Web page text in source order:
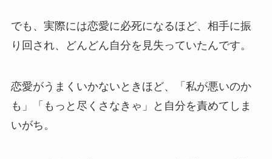
でも、実際には恋愛に必死になるほど、相手に振
り回され、どんどん自分を見失っていたんです。
恋愛がうまくいかないときほど、「私が悪いのか
も」「もっと尽くさなきゃ」と自分を責めてしま
いがち。